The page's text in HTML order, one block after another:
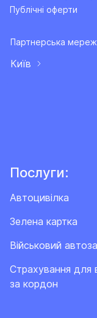
Публічні оферти
Партнерська
Київ
Послуги:
Автоцивілка
Зелена картка
Військовий
Cтрахування для
за кордон